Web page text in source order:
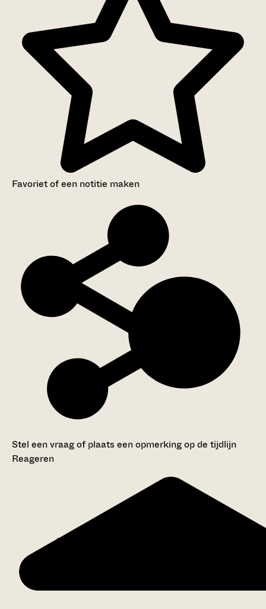
Favoriet of een notitie maken
Stel een vraag of plaats een opmerking op de tijdlijn
Reageren